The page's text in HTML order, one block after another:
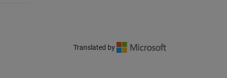
Translated by